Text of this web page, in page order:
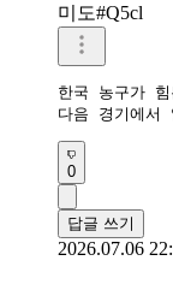
미도#Q5cl
한국 농구가
다음 경기에서
0
답글 쓰기
2026.07.06